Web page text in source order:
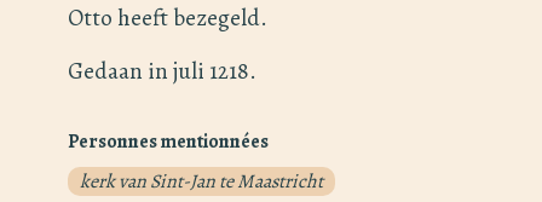
Otto heeft bezegeld.
Gedaan in juli 1218.
Personnes mentionnées
kerk van Sint-Jan te Maastricht